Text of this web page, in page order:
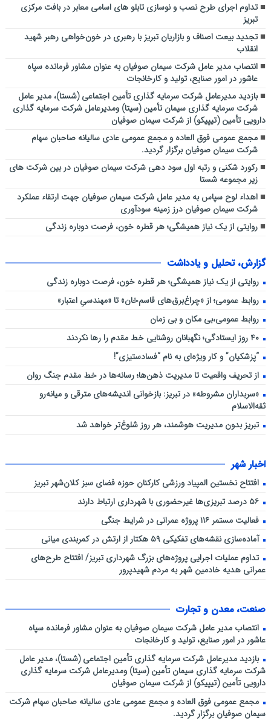
تداوم اجرای طرح نصب و نوسازی تابلو های اسامی معابر در بافت مرکزی
تبریز
تجدید بیعت اصناف و بازاریان تبریز با رهبری در خون‌خواهی رهبر شهید
انقلاب
انتصاب مدیر عامل شرکت سیمان صوفیان به عنوان مشاور فرمانده سپاه
عاشور در امور صنایع، تولید و کارخانجات
بازدید مدیرعامل شرکت سرمایه گذاری تأمین اجتماعی (شستا)، مدیر عامل
شرکت سرمایه گذاری سیمان تأمین (سیتا) ومدیرعامل شرکت سرمایه گذاری
دارویی تأمین (تیپیکو) از شرکت سیمان صوفیان
مجمع عمومی فوق العاده و مجمع عمومی عادی سالیانه صاحبان سهام
شرکت سیمان صوفیان برگزار گردید.
رکورد شکنی و رتبه اول سود دهی شرکت سیمان صوفیان در بین شرکت های
زیر مجموعه شستا
اهداء لوح سپاس به مدیر عامل شرکت سیمان صوفیان جهت ارتقاء عملکرد
شرکت سیمان صوفیان درز زمینه سودآوری
روایتی از یک نیاز همیشگی؛ هر قطره خون، فرصت دوباره زندگی
گزارش، تحلیل و یادداشت
روایتی از یک نیاز همیشگی؛ هر قطره خون، فرصت دوباره زندگی
روابط عمومی؛ از «چراغ‌برق‌های قاسم‌خان» تا «مهندسیِ اعتبار»
روابط عمومی،بی مکان و بی زمان
۴۰ روز ایستادگی؛ نگهبانان روشنایی خط مقدم را رها نکردند
“پزشکیان” و کار ویژه‌ای به نام “فسادستیزی”!
از تحریف واقعیت تا مدیریت ذهن‌ها؛ رسانه‌ها در خط مقدم جنگ روان
«سربداران مشروطه» در تبریز: بازخوانی اندیشه‌های مترقی و میانه‌رو
ثقه‌الاسلام
تبریز بدون مدیریت هوشمند، هر روز شلوغ‌تر خواهد شد
اخبار شهر
افتتاح نخستین المپیاد ورزشی کارکنان حوزه فضای سبز کلان‌شهر تبریز
۵۶ درصد تبریزی‌ها غیرحضوری با شهرداری ارتباط دارند
فعالیت مستمر ۱۱۶ پروژه عمرانی در شرایط جنگی
آماده‌سازی نقشه‌های تفکیکی ۵۹ هکتار از ارتش در کمربندی میانی
تداوم عملیات اجرایی پروژه‌های بزرگ شهرداری تبریز/ افتتاح طرح‌های
عمرانی هدیه خادمین شهر به مردم شهیدپرور
صنعت، معدن و تجارت
انتصاب مدیر عامل شرکت سیمان صوفیان به عنوان مشاور فرمانده سپاه
عاشور در امور صنایع، تولید و کارخانجات
بازدید مدیرعامل شرکت سرمایه گذاری تأمین اجتماعی (شستا)، مدیر عامل
شرکت سرمایه گذاری سیمان تأمین (سیتا) ومدیرعامل شرکت سرمایه گذاری
دارویی تأمین (تیپیکو) از شرکت سیمان صوفیان
مجمع عمومی فوق العاده و مجمع عمومی عادی سالیانه صاحبان سهام شرکت
سیمان صوفیان برگزار گردید.